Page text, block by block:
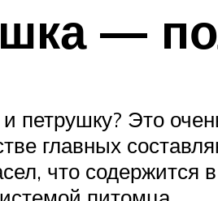
—
петрушку? Это
главных
что содержится